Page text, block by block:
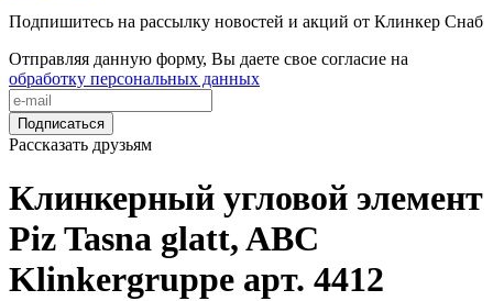
Подпишитесь на рассылку новостей и акций от Клинкер Снаб
Отправляя данную форму, Вы даете свое согласие на
обработку персональных данных
Подписаться
Рассказать друзьям
Клинкерный угловой элемент
Piz Tasna glatt, ABC
Klinkergruppe арт. 4412